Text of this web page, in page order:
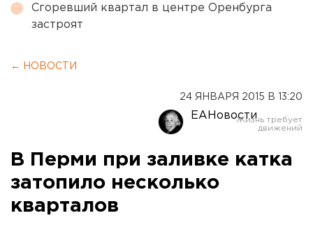
Сгоревший квартал в центре Оренбурга
застроят
← НОВОСТИ
24 ЯНВАРЯ 2015 В 13:20
ЕАНовости
В Перми при заливке катка
затопило несколько
кварталов